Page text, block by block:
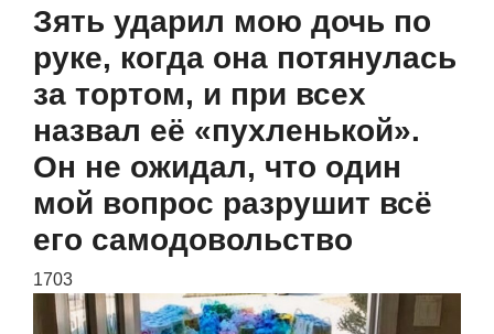
Зять ударил мою дочь по
руке, когда она потянулась
за тортом, и при всех
назвал её «пухленькой».
Он не ожидал, что один
мой вопрос разрушит всё
его самодовольство
1703